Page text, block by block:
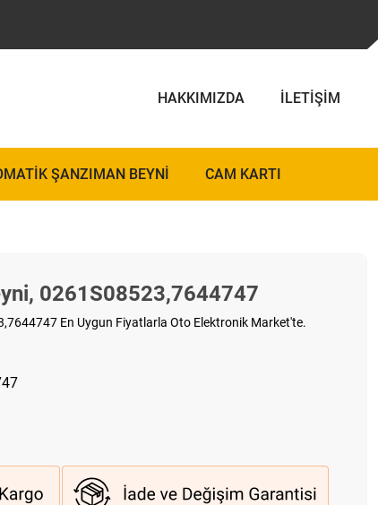
HAKKIMIZDA İLETIŞIM
ŞANZIMAN BEYNI CAM KARTI
0261S08523,7644747
En Uygun Fiyatlarla Oto Elektronik Market'te.